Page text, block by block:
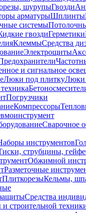
шурупыГвозди
арматурыШплинты
системы
гвоздиГерметики
КлеммыСредства
Электрощиты
и сигнальное
Люки под плиткуЛюки
Погрузчики
Компрессоры
Сварочное
инструментов
струбцины,
Обжимной
Разметочные
ПлиткорезыКельмы,
Средства
строительной